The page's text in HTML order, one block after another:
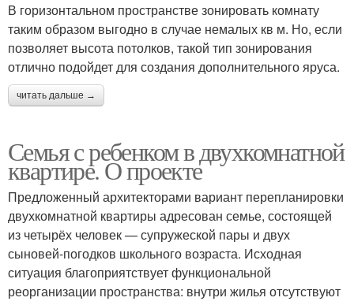
В горизонтальном пространстве зонировать комнату
таким образом выгодно в случае немалых кв м. Но, если
позволяет высота потолков, такой тип зонирования
отлично подойдет для создания дополнительного яруса.
читать дальше →
Семья с ребенком в двухкомнатной
квартире. О проекте
Предложенный архитекторами вариант перепланировки
двухкомнатной квартиры адресован семье, состоящей
из четырёх человек — супружеской пары и двух
сыновей-погодков школьного возраста. Исходная
ситуация благоприятствует функциональной
реорганизации пространства: внутри жилья отсутствуют